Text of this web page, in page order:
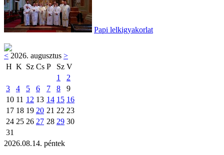
Papi lelkigyakorlat
< 2026. augusztus >
H K Sz Cs P Sz V
1
2
3
4 5 6 7 8
9
10 11 12 13 14 15 16
17 18 19 20 21 22 23
24 25 26 27 28 29 30
31
2026.08.14. péntek